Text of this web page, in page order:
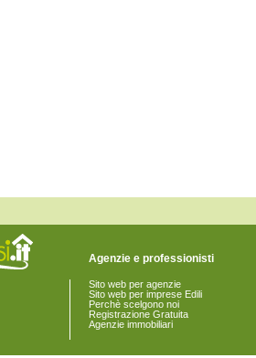
Agenzie e professionisti
Sito web per agenzie
Sito web per imprese Edili
Perchè scelgono noi
Registrazione Gratuita
Agenzie immobiliari